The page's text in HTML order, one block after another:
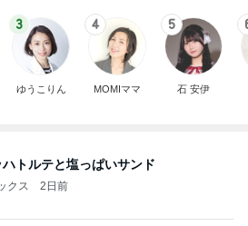
3
ゆうこりん
4
MOMIママ
5
石 安伊
トルテと塩っぱいサンド
クス 2日前